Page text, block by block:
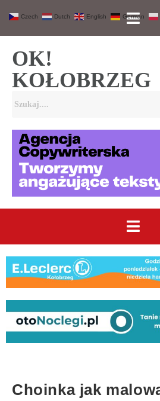
OK!
KOŁOBRZEG
Choinka jak
Czech Dutch English German